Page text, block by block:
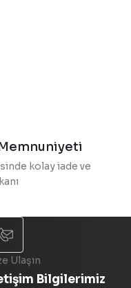
kolay iade ve
Ulaşın
Bilgilerimiz